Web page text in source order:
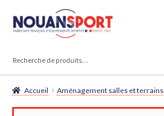
Aller
Aller
Accueil Aménagement salles et terrains